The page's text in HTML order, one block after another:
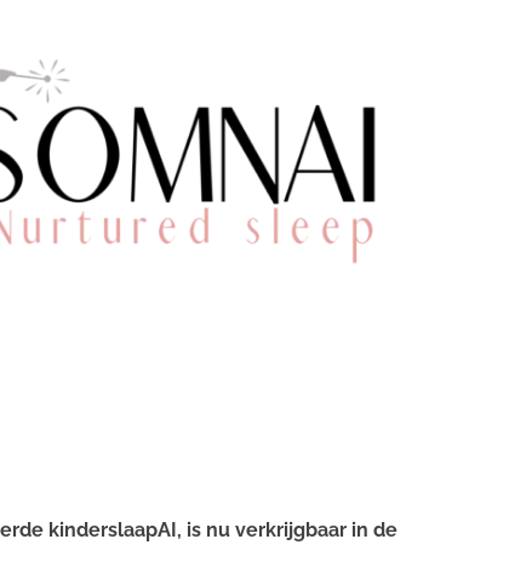
deze de slaap?;
dan kunt doen;
turbulente tijden;
over de slapende dreumes
De
anders
je de
onder
gids
geen
Met de
je een
de
kinderslaapAI, is nu verkrijgbaar in de